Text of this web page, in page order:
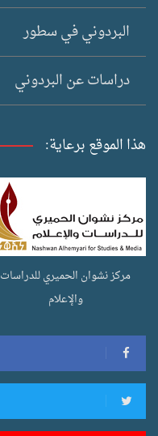
البردوني في سطور
دراسات عن البردوني
هذا الموقع برعاية:
مركز نشوان الحميري للدراسات
والإعلام